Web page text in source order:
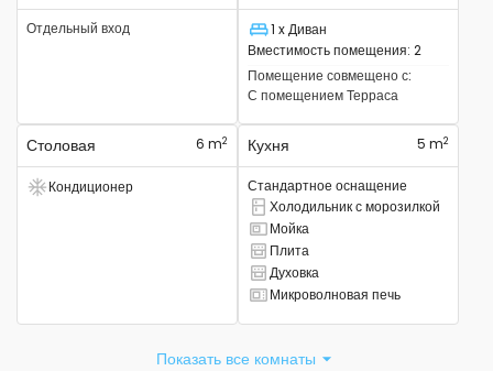
Отдельный вход Спальное место
1 x Диван
Вместимость помещения: 2
Помещение совмещено с:
С помещениемТерраса
Столовая 6 m2
Есть кондиционер
Кондиционер
Кухня 5 m2
Стандартное оснащение
Есть комбинированный холодильник.
Холодильник с морозилкой
Там есть раковина
Мойка
Там есть плита
Плита
Там есть духовка
Духовка
Есть микроволновая печь
Микроволновая печь
Показать все комнаты